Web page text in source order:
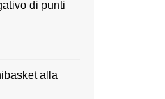
di punti
alla